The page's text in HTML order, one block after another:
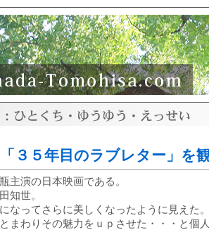
３５年目のラブレター」を
主演の日本映画である。
知世。
なってさらに美しくなったように見えた
まわりその魅力をｕｐさせた・・・と個